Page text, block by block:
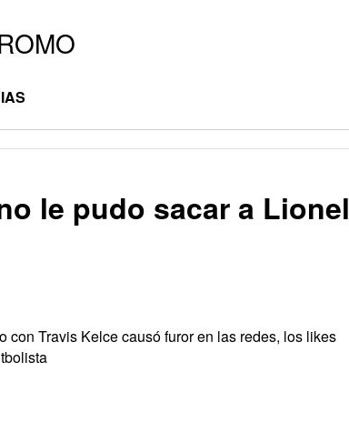
le pudo sacar a Lionel
Travis Kelce causó furor en las redes, los likes